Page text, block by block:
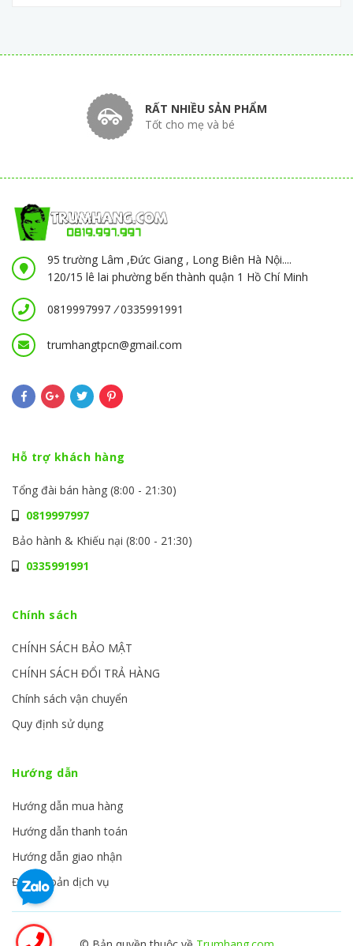
RẤT NHIỀU SẢN PHẨM
Tốt cho mẹ và bé
95 trường Lâm ,Đức Giang , Long Biên Hà Nội....
120/15 lê lai phường bến thành quận 1 Hồ Chí Minh
0819997997 /0335991991
trumhangtpcn@gmail.com
Hỗ trợ khách hàng
Tổng đài bán hàng (8:00 - 21:30)
0819997997
Bảo hành & Khiếu nại (8:00 - 21:30)
0335991991
Chính sách
CHÍNH SÁCH BẢO MẬT
CHÍNH SÁCH ĐỔI TRẢ HÀNG
Chính sách vận chuyển
Quy định sử dụng
Hướng dẫn
Hướng dẫn mua hàng
Hướng dẫn thanh toán
Hướng dẫn giao nhận
Điều khoản dịch vụ